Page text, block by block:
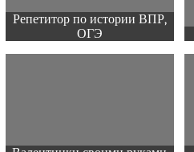
Репетитор по истории ВПР,
ОГЭ